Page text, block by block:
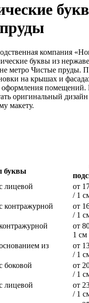
компания
буквы из
метро Чистые пруды.
на крышах и
оформления
оригинальный
макету.
буквы
лицевой
от
/ 1
контражурной
от
/ 1
от
1 см
из
от
/ 1
боковой
от
/ 1
лицевой
от
/ 1